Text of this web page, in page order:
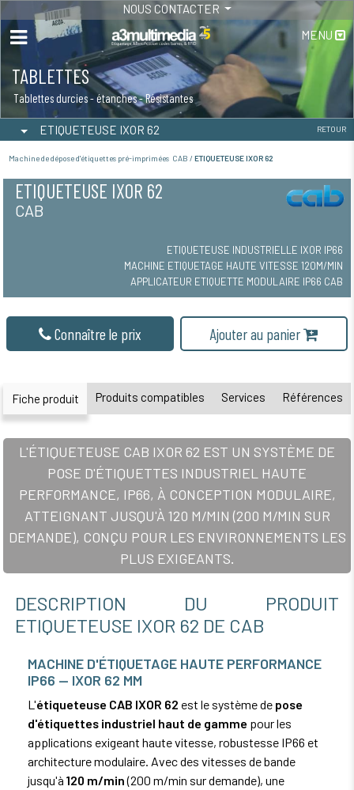
NOUS CONTACTER
MENU
TABLETTES
Tablettes durcies - étanches - Résistantes
ETIQUETEUSE IXOR 62 RETOUR
Machine de dépose d'étiquettes pré-imprimées CAB / ETIQUETEUSE IXOR 62
ETIQUETEUSE IXOR 62
CAB
ETIQUETEUSE INDUSTRIELLE IXOR IP66
MACHINE ETIQUETAGE HAUTE VITESSE 120M/MIN
APPLICATEUR ETIQUETTE MODULAIRE IP66 CAB
Connaître le prix Ajouter au panier
Fiche produit Produits compatibles Services Références
L'ÉTIQUETEUSE CAB IXOR 62 EST UN SYSTÈME DE
POSE D'ÉTIQUETTES INDUSTRIEL HAUTE
PERFORMANCE, IP66, À CONCEPTION MODULAIRE,
ATTEIGNANT JUSQU'À 120 M/MIN (200 M/MIN SUR
DEMANDE), CONÇU POUR LES ENVIRONNEMENTS LES
PLUS EXIGEANTS.
DESCRIPTION DU PRODUIT
ETIQUETEUSE IXOR 62 DE CAB
MACHINE D'ÉTIQUETAGE HAUTE PERFORMANCE
IP66 — IXOR 62 MM
L'étiqueteuse CAB IXOR 62 est le système de pose
d'étiquettes industriel haut de gamme pour les
applications exigeant haute vitesse, robustesse IP66 et
architecture modulaire. Avec des vitesses de bande
jusqu'à 120 m/min(200 m/min sur demande), une